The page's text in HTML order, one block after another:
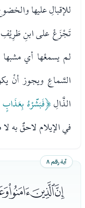
للإقبالِ عليها
تَجْزَعْ على ابنِ طَرِيْفِ
لم يسمعْها أي
السَّماعِ ويجوز أنْ
الذَّالِ﴿فَبَشّرْهُ بِعَذَابٍ
في الإيلام لاحقٌ به
آية رقم ٨